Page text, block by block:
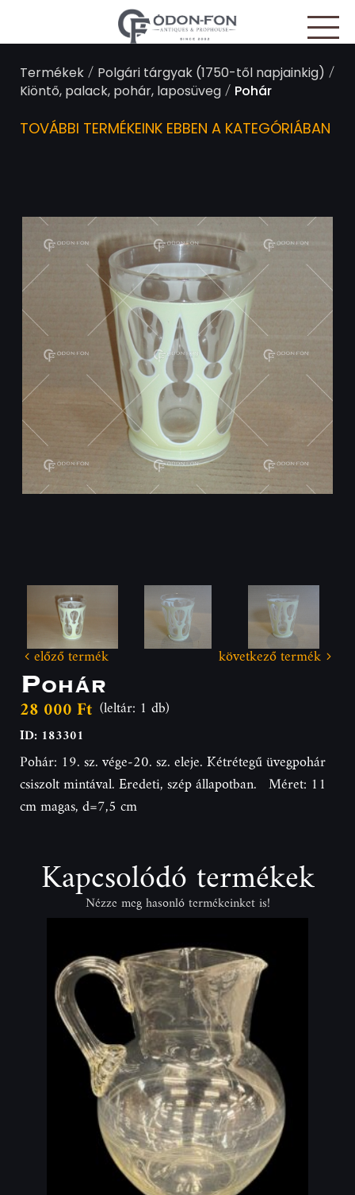
Termékek/ Polgári tárgyak (1750-től napjainkig) /
Kiöntő, palack, pohár, laposüveg/ Pohár
TOVÁBBI TERMÉKEINK EBBEN A KATEGÓRIÁBAN
előző termék következő termék
Pohár
28 000 Ft (leltár: 1 db)
ID: 183301
Pohár: 19. sz. vége-20. sz. eleje. Kétrétegű üvegpohár
csiszolt mintával. Eredeti, szép állapotban. Méret: 11
cm magas, d=7,5 cm
Kapcsolódó termékek
Nézze meg hasonló termékeinket is!